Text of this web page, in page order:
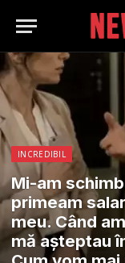
INCREDIBIL
Mi-am
primeam
meu. Când
mă așteptau